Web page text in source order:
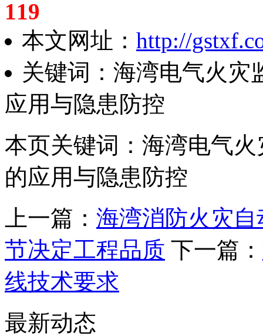
119
本文网址： http://
关键词：海湾电气火灾
应用与隐患防控
本页关键词：海湾电气
的应用与隐患防控
上一篇： 海湾消防火灾
节决定工程品质 下一篇：
线技术要求
最新动态